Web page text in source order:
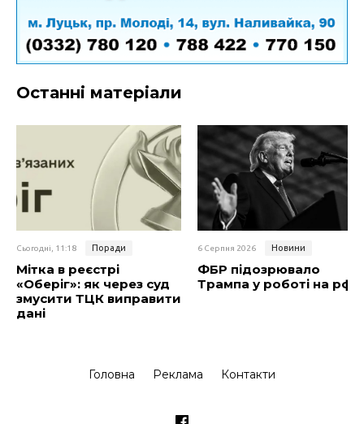
Останні матеріали
Сьогодні, 11:18 Поради
Мітка в реєстрі
«Оберіг»: як через суд
змусити ТЦК виправити
дані
6 Серпня 2026 Новини
ФБР підозрювало
Трампа у роботі на рф
Головна Реклама Контакти